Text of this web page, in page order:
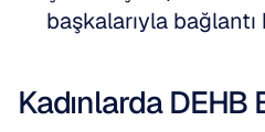
başkalarıyla
Kadınlarda